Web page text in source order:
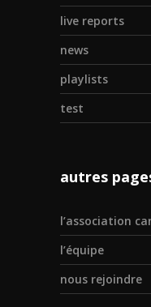
live reports
news
playlists
test
autres
l’association
l’équipe
nous rejoindre